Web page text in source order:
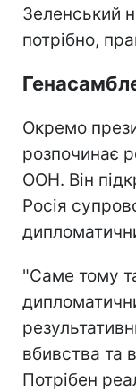
Зеленський
потрібно,
Окремо
розпочинає
ООН. Він
Росія
"Саме тому
вбивства та
Потрібен